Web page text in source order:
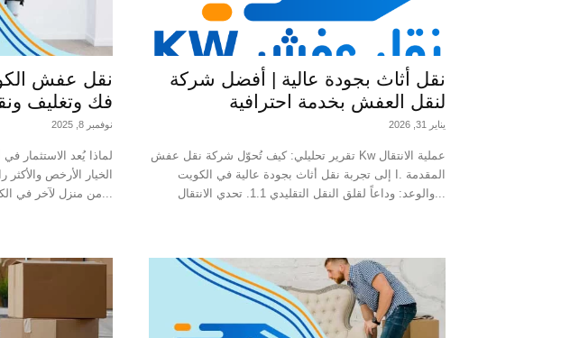
نقل أثاث بجودة عالية | أفضل شركة
لنقل العفش بخدمة احترافية
يناير 31, 2026
تقرير تحليلي: كيف تُحوّل شركة نقل عفش Kw عملية الانتقال
إلى تجربة نقل أثاث بجودة عالية في الكويت I. المقدمة
نقل عفش
فك وتغليف
نوفمبر 8, 2025
الخيار الأرخص